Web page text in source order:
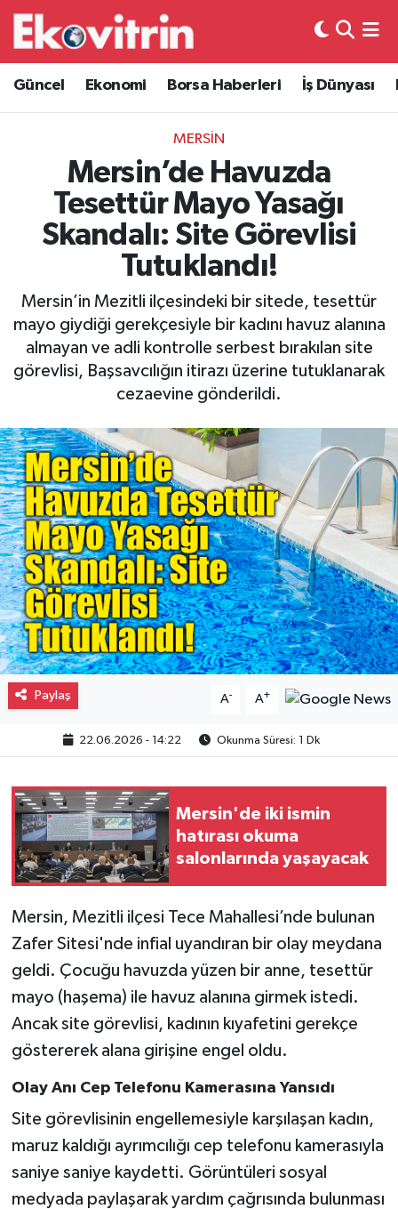
Güncel Ekonomi Borsa Haberleri İş Dünyası
MERSİN
Mersin’de Havuzda
Tesettür Mayo Yasağı
Skandalı: Site Görevlisi
Tutuklandı!
Mersin’in Mezitli ilçesindeki bir sitede, tesettür
mayo giydiği gerekçesiyle bir kadını havuz alanına
almayan ve adli kontrolle serbest bırakılan site
görevlisi, Başsavcılığın itirazı üzerine tutuklanarak
cezaevine gönderildi.
Paylaş A- A+
22.06.2026 - 14:22 Okunma Süresi: 1 Dk
Mersin'de iki ismin
hatırası okuma
salonlarında yaşayacak
Mersin, Mezitli ilçesi Tece Mahallesi’nde bulunan
Zafer Sitesi'nde infial uyandıran bir olay meydana
geldi. Çocuğu havuzda yüzen bir anne, tesettür
mayo (haşema) ile havuz alanına girmek istedi.
Ancak site görevlisi, kadının kıyafetini gerekçe
göstererek alana girişine engel oldu.
Olay Anı Cep Telefonu Kamerasına Yansıdı
Site görevlisinin engellemesiyle karşılaşan kadın,
maruz kaldığı ayrımcılığı cep telefonu kamerasıyla
saniye saniye kaydetti. Görüntüleri sosyal
medyada paylaşarak yardım çağrısında bulunması
Güncel
Ekonomi
Borsa Haberleri
İş Dünyası
Lojistik
Otovitrin
Gayrimenkul
Spor
Eğitim
Hava Durumu
Trafik Durumu
Süper Lig Puan Durumu ve Fikstür
Tüm Manşetler
Son Dakika Haberleri
Haber Arşivi